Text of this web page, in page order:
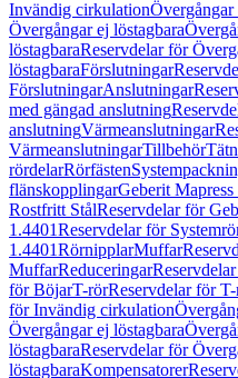
Invändig cirkulationÖvergångar
Övergångar ej löstagbara
löstagbaraReservdelar för
löstagbaraFörslutningar
FörslutningarAnslutningar
med gängad anslutning
anslutningVärmeanslutningar
VärmeanslutningarTillbehör
rördelarRörfästen
flänskopplingarGeberit
Rostfritt StålReservdelar för
1.4401Reservdelar för
1.4401RörnipplarMuffar
MuffarReduceringar
för BöjarT-rörReservdelar för
för Invändig cirkulation
Övergångar ej löstagbara
löstagbaraReservdelar för
löstagbaraKompensatorer